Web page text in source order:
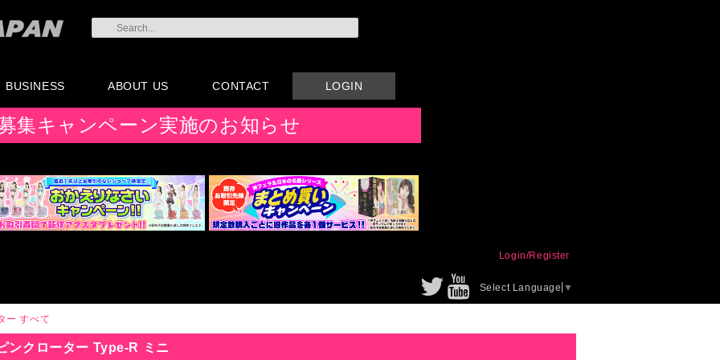
BUSINESS
登録
方法・卸売りにつ
注文書
ログ
物配布
店契約について
ABOUT US
取り扱い店リスト
CONTACT
お問い合わせ
付属品販売(一般のお
客様向け)
アイディア募集
LOGIN
集キャンペーン実施のお知らせ
Login/Register
Select Language ▼
ー すべて
ンクローター Type-R ミニ